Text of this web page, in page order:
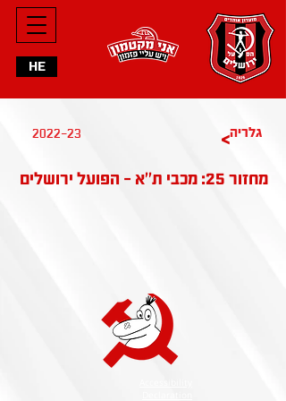
HE
2022-23 >גלריה
מחזור 25: מכבי ת''א - הפועל ירושלים